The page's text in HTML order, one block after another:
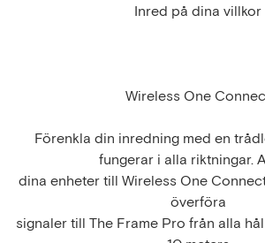
Inred på dina villkor
Wireless One
Förenkla din inredning med en
fungerar i alla riktningar.
dina enheter till Wireless One
överföra
signaler till The Frame Pro från alla